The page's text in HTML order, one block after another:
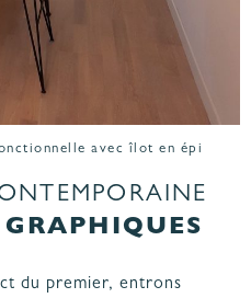
avec îlot en épi
du premier, entrons